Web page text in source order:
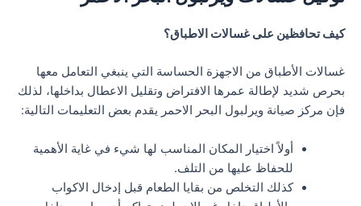
كيف تحافظين على غسالات الاطباق؟
غسالات الأطباق من الاجهزة الحساسة التي ينبغي التعامل معها
بحرص شديد لإطالة عمرها الافتراض وتقليل الاعطال بداخلها، لذلك
فإن مركز صيانة ويرلبول البحر الاحمر يقدم بعض التعليمات التالية:
أولاً اختيار المكان المناسب لها شيء في غاية الأهمية
للحفاظ عليها من التلف.
كذلك التخلص من بقايا الطعام قبل إدخال الاكواب